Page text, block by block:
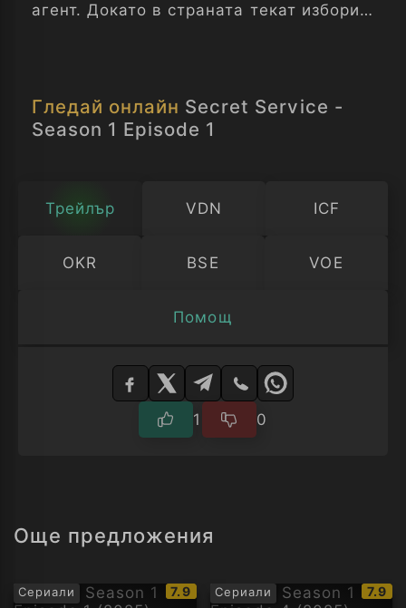
агент. Докато в страната текат избори,
политически интриги. Тайни служби -
Сезон 1 Епизод 1
Гледай онлайн Secret Service -
Season 1 Episode 1
Трейлър VDN ICF
OKR BSE VOE
Помощ
Изберете
1 0
Още предложения
Сериали
IMDb
7.9 Сериали
IMDb
7.9